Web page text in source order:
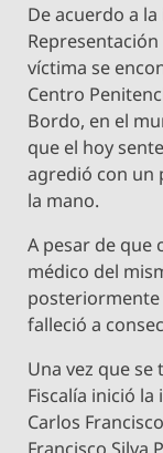
De acuerdo a
víctima se
Centro
Bordo, en el
que el hoy
agredió con un
la mano.
A pesar de que
médico del
posteriormente
falleció a
Una vez que
Fiscalía inició
Carlos